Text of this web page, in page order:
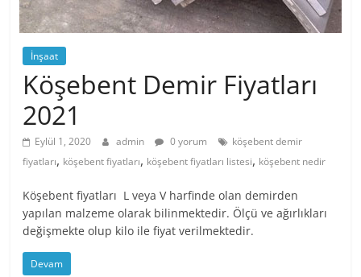
İnşaat
Köşebent Demir Fiyatları
2021
Eylül 1, 2020 admin 0 yorum
köşebent demir
fiyatları, köşebent fiyatları, köşebent fiyatları listesi, köşebent nedir
Köşebent fiyatları L veya V harfinde olan demirden
yapılan malzeme olarak bilinmektedir. Ölçü ve ağırlıkları
değişmekte olup kilo ile fiyat verilmektedir.
Devam